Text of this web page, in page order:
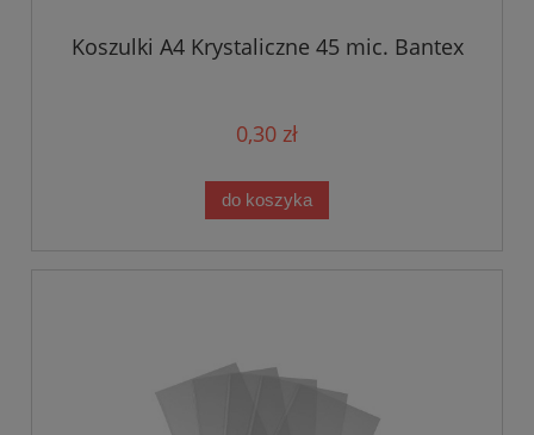
Koszulki A4 Krystaliczne 45 mic. Bantex
0,30 zł
do koszyka